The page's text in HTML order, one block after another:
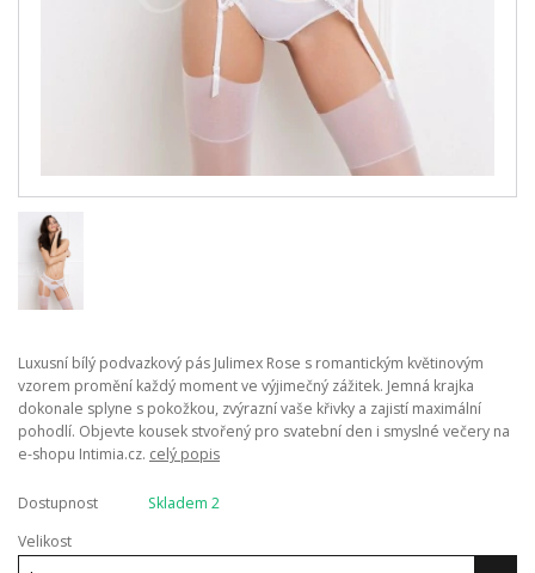
Luxusní bílý podvazkový pás Julimex Rose s romantickým květinovým
vzorem promění každý moment ve výjimečný zážitek. Jemná krajka
dokonale splyne s pokožkou, zvýrazní vaše křivky a zajistí maximální
pohodlí. Objevte kousek stvořený pro svatební den i smyslné večery na
e-shopu Intimia.cz. celý popis
Dostupnost
Skladem 2
Velikost